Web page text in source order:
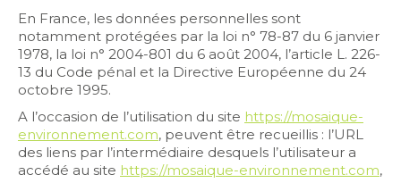
En France, les données personnelles sont
notamment protégées par la loi n° 78-87 du 6 janvier
1978, la loi n° 2004-801 du 6 août 2004, l’article L. 226-
13 du Code pénal et la Directive Européenne du 24
octobre 1995.
A l’occasion de l’utilisation du site https://mosaique-
environnement.com, peuvent être recueillis : l’URL
des liens par l’intermédiaire desquels l’utilisateur a
accédé au site https://mosaique-environnement.com,